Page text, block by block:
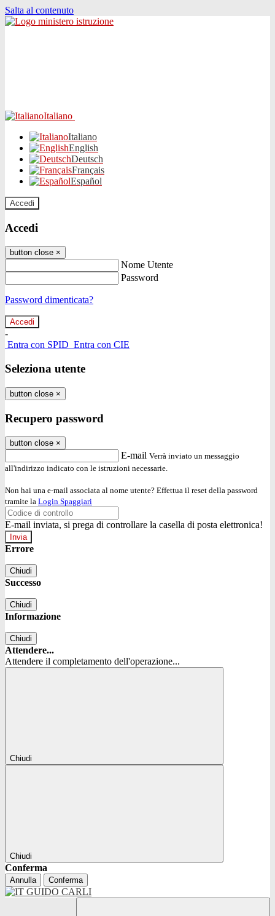
Salta al contenuto
Italiano
Italiano
English
Deutsch
Français
Español
Accedi
Accedi
button close ×
Nome Utente
Password
Password dimenticata?
-
Entra con SPID Entra con CIE
Seleziona utente
button close ×
Recupero password
button close ×
E-mail Verrà inviato un messaggio
all'indirizzo indicato con le istruzioni necessarie.
Non hai una e-mail associata al nome utente? Effettua il reset della password
tramite la Login Spaggiari
E-mail inviata, si prega di controllare la casella di posta elettronica!
Errore
Chiudi
Successo
Chiudi
Informazione
Chiudi
Attendere...
Attendere il completamento dell'operazione...
Chiudi
Chiudi
Conferma
Annulla Conferma